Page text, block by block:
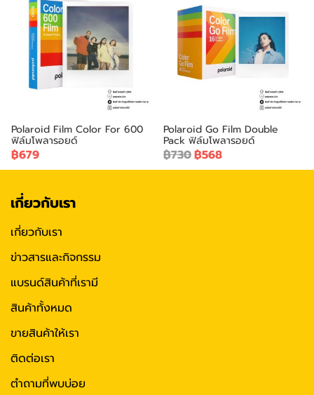
Polaroid Film Color For 600
ฟิล์มโพลารอยด์
฿679
Polaroid Go Film Double
Pack ฟิล์มโพลารอยด์
฿730฿568
เกี่ยวกับเรา
เกี่ยวกับเรา
ข่าวสารและกิจกรรม
แบรนด์สินค้าที่เรามี
สินค้าทั้งหมด
ขายสินค้าให้เรา
ติดต่อเรา
ตำถามที่พบบ่อย